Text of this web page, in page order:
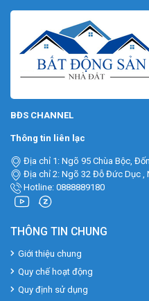
BĐS CHANNEL
Thông tin liên lạc
Địa chỉ 1: Ngõ 95 Chùa Bộc,
Địa chỉ 2: Ngõ 32 Đỗ Đức Dục ,
Hotline: 0888889180
THÔNG TIN CHUNG
Giới thiệu chung
Quy chế hoạt động
Quy định sử dụng